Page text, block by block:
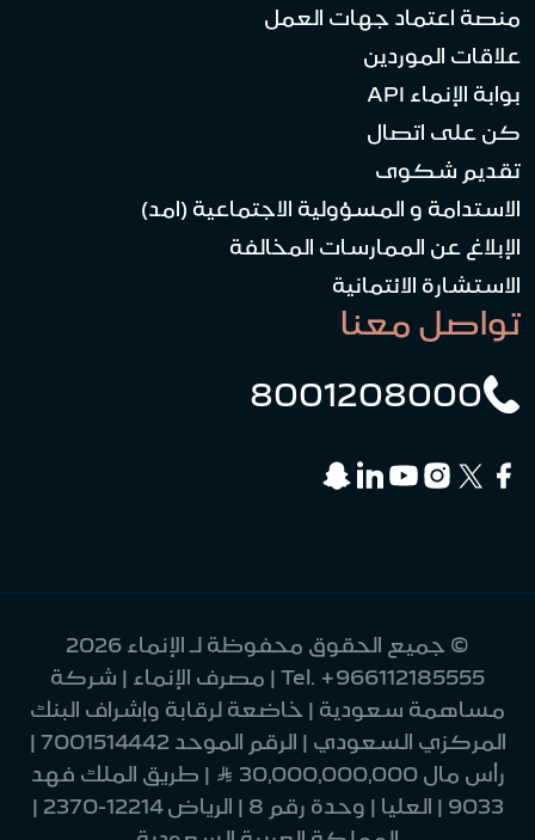
منصة اعتماد جهات العمل
علاقات الموردين
بوابة الإنماء API
كن على اتصال
تقديم شكوى
الاستدامة و المسؤولية الاجتماعية (امد)
الإبلاغ عن الممارسات المخالفة
الاستشارة الائتمانية
تواصل معنا
8001208000
© جميع الحقوق محفوظة لـ الإنماء 2026
Tel. +966112185555
| مصرف الإنماء | شركة
مساهمة سعودية | خاضعة لرقابة وإشراف البنك
المركزي السعودي | الرقم الموحد 7001514442 |
رأس مال 30,000,000,000 Ʀ | طريق الملك فهد
9033 | العليا | وحدة رقم 8 | الرياض 12214-2370 |